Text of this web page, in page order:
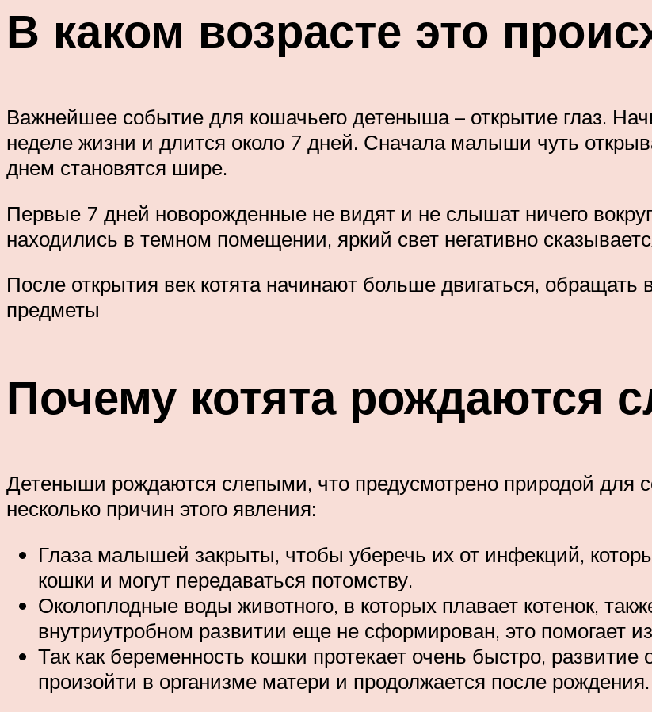
В каком возрасте это
Важнейшее событие для кошачьего детеныша – открытие глаз.
неделе жизни и длится около 7 дней. Сначала малыши чуть
днем становятся шире.
Первые 7 дней новорожденные не видят и не слышат ничего
находились в темном помещении, яркий свет негативно
После открытия век котята начинают больше двигаться,
предметы
Почему котята рождаются
Детеныши рождаются слепыми, что предусмотрено природой для
несколько причин этого явления:
Глаза малышей закрыты, чтобы уберечь их от инфекций,
кошки и могут передаваться потомству.
Околоплодные воды животного, в которых плавает котенок,
внутриутробном развитии еще не сформирован, это помогает
Так как беременность кошки протекает очень быстро, развитие
произойти в организме матери и продолжается после рождения.